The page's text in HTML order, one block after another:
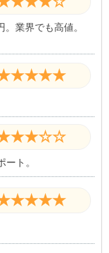
業界でも高値。
ト。